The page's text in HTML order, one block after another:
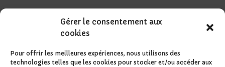
Gérer le consentement aux
cookies
Pour offrir les meilleures expériences, nous utilisons des
technologies telles que les cookies pour stocker et/ou accéder aux